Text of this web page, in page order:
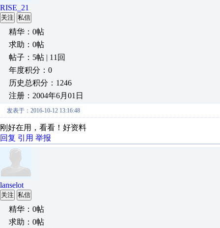
RISE_21
关注 私信
精华：0帖
求助：0帖
帖子：5帖 | 11回
年度积分：0
历史总积分：1246
注册：2004年6月01日
发表于：2016-10-12 13:16:48
刚好在用，看看！好资料
回复 引用 举报
lanselot
关注 私信
精华：0帖
求助：0帖